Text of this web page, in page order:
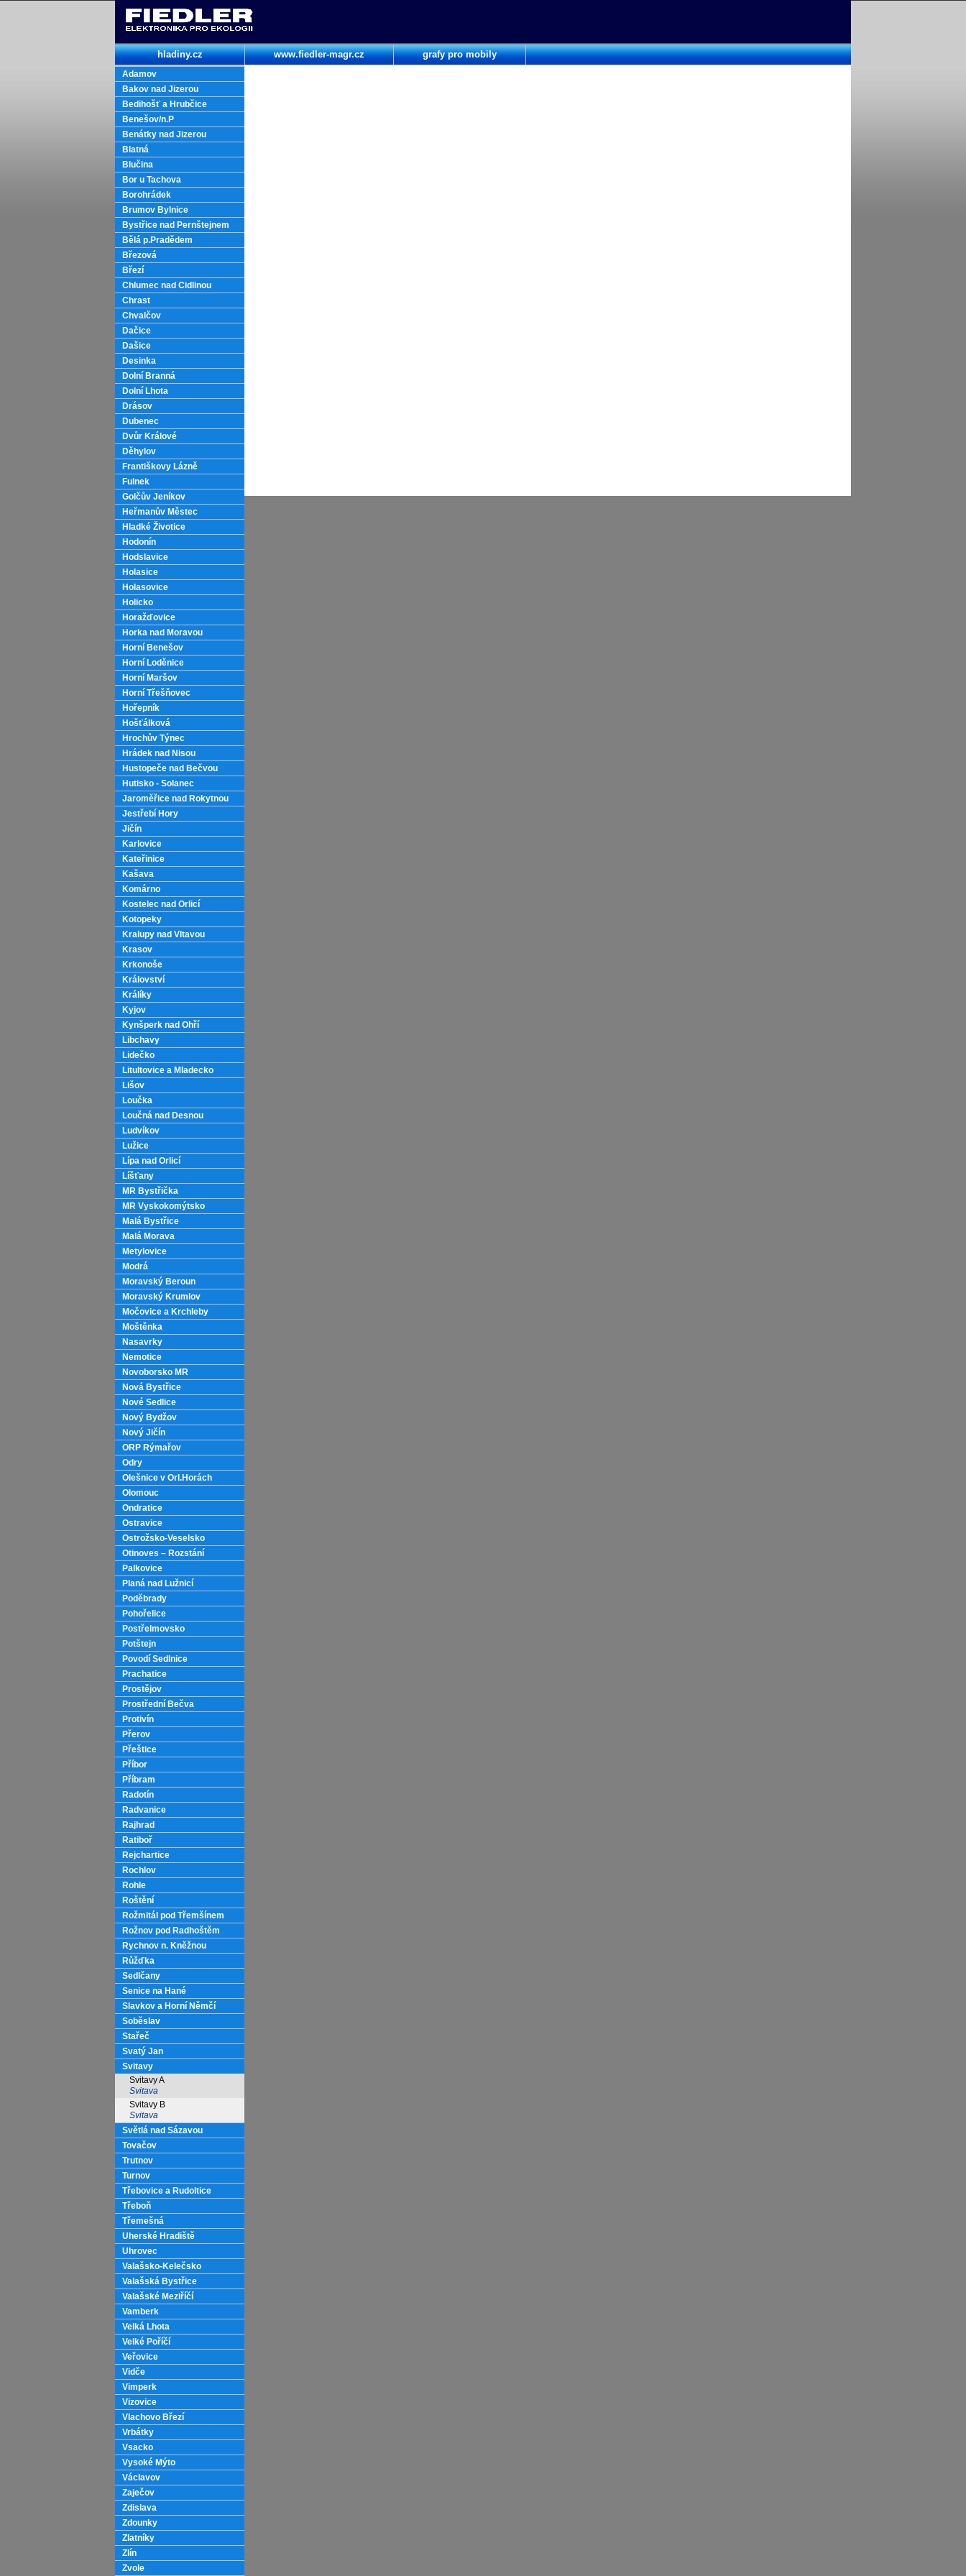
hladiny.cz www.fiedler-magr.cz grafy pro mobily
Adamov
Bakov nad Jizerou
Bedihošť a Hrubčice
Benešov/n.P
Benátky nad Jizerou
Blatná
Blučina
Bor u Tachova
Borohrádek
Brumov Bylnice
Bystřice nad Pernštejnem
Bělá p.Pradědem
Březová
Březí
Chlumec nad Cidlinou
Chrast
Chvalčov
Dačice
Dašice
Desinka
Dolní Branná
Dolní Lhota
Drásov
Dubenec
Dvůr Králové
Děhylov
Františkovy Lázně
Fulnek
Golčův Jeníkov
Heřmanův Městec
Hladké Životice
Hodonín
Hodslavice
Holasice
Holasovice
Holicko
Horažďovice
Horka nad Moravou
Horní Benešov
Horní Loděnice
Horní Maršov
Horní Třešňovec
Hořepník
Hošťálková
Hrochův Týnec
Hrádek nad Nisou
Hustopeče nad Bečvou
Hutisko - Solanec
Jaroměřice nad Rokytnou
Jestřebí Hory
Jičín
Karlovice
Kateřinice
Kašava
Komárno
Kostelec nad Orlicí
Kotopeky
Kralupy nad Vltavou
Krasov
Krkonoše
Království
Králíky
Kyjov
Kynšperk nad Ohří
Libchavy
Lidečko
Litultovice a Mladecko
Lišov
Loučka
Loučná nad Desnou
Ludvíkov
Lužice
Lípa nad Orlicí
Líšťany
MR Bystřička
MR Vyskokomýtsko
Malá Bystřice
Malá Morava
Metylovice
Modrá
Moravský Beroun
Moravský Krumlov
Močovice a Krchleby
Moštěnka
Nasavrky
Nemotice
Novoborsko MR
Nová Bystřice
Nové Sedlice
Nový Bydžov
Nový Jičín
ORP Rýmařov
Odry
Olešnice v Orl.Horách
Olomouc
Ondratice
Ostravice
Ostrožsko-Veselsko
Otinoves – Rozstání
Palkovice
Planá nad Lužnicí
Poděbrady
Pohořelice
Postřelmovsko
Potštejn
Povodí Sedlnice
Prachatice
Prostějov
Prostřední Bečva
Protivín
Přerov
Přeštice
Příbor
Příbram
Radotín
Radvanice
Rajhrad
Ratiboř
Rejchartice
Rochlov
Rohle
Roštění
Rožmitál pod Třemšínem
Rožnov pod Radhoštěm
Rychnov n. Kněžnou
Růžďka
Sedlčany
Senice na Hané
Slavkov a Horní Němčí
Soběslav
Stařeč
Svatý Jan
Svitavy
Svitavy A
Svitava
Svitavy B
Svitava
Světlá nad Sázavou
Tovačov
Trutnov
Turnov
Třebovice a Rudoltice
Třeboň
Třemešná
Uherské Hradiště
Uhrovec
Valašsko-Kelečsko
Valašská Bystřice
Valašské Meziříčí
Vamberk
Velká Lhota
Velké Poříčí
Veřovice
Vidče
Vimperk
Vizovice
Vlachovo Březí
Vrbátky
Vsacko
Vysoké Mýto
Václavov
Zaječov
Zdislava
Zdounky
Zlatníky
Zlín
Zvole